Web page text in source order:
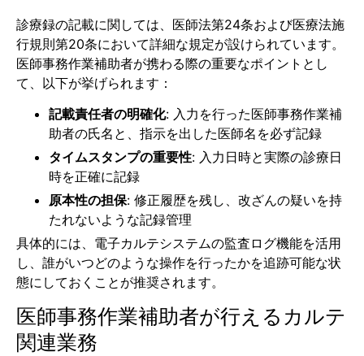
診療録の記載に関しては、医師法第24条および医療法施
行規則第20条において詳細な規定が設けられています。
医師事務作業補助者が携わる際の重要なポイントとし
て、以下が挙げられます：
記載責任者の明確化: 入力を行った医師事務作業補
助者の氏名と、指示を出した医師名を必ず記録
タイムスタンプの重要性: 入力日時と実際の診療日
時を正確に記録
原本性の担保: 修正履歴を残し、改ざんの疑いを持
たれないような記録管理
具体的には、電子カルテシステムの監査ログ機能を活用
し、誰がいつどのような操作を行ったかを追跡可能な状
態にしておくことが推奨されます。
医師事務作業補助者が行えるカルテ
関連業務